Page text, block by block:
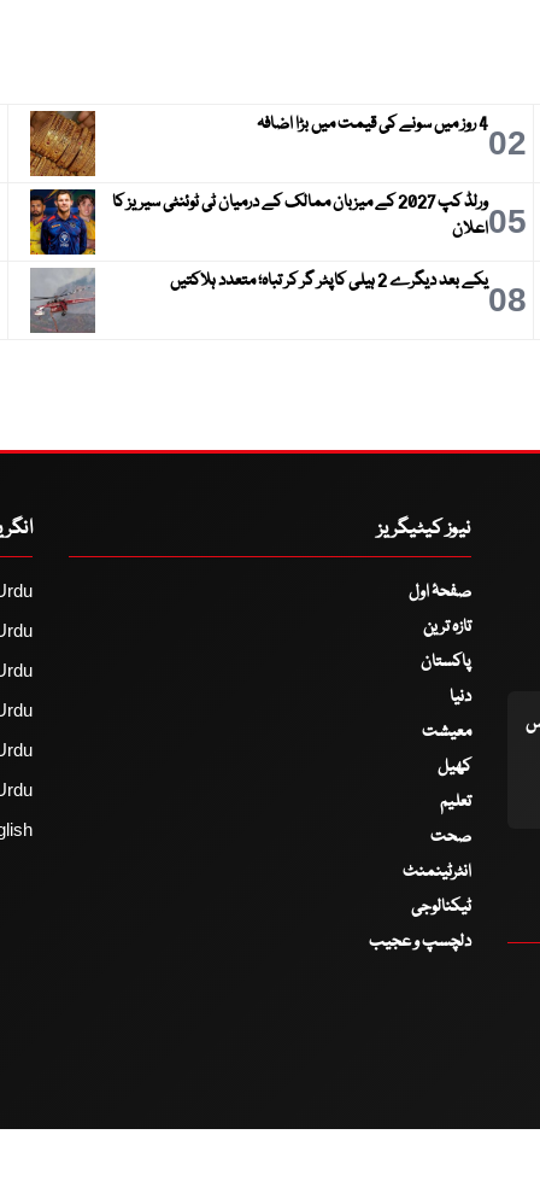
024 روز میں سونے کی قیمت میں بڑا اضافہ
05
ورلڈ کپ 2027 کے میزبان ممالک کے درمیان ٹی ٹوئنٹی سیریز کا
اعلان
08یکے بعد دیگرے 2 ہیلی کاپٹر گر کر تباہ؛ متعدد ہلاکتیں
نیوز کیٹیگریز
صفحۂ اول
تازہ ترین
پاکستان
دنیا
معیشت
کھیل
تعلیم
صحت
انٹرٹینمنٹ
ٹیکنالوجی
دلچسپ و عجیب